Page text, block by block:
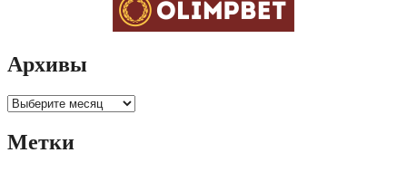
Архивы
Архивы
Метки